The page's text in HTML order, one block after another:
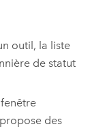
outil, la liste
de statut
propose des